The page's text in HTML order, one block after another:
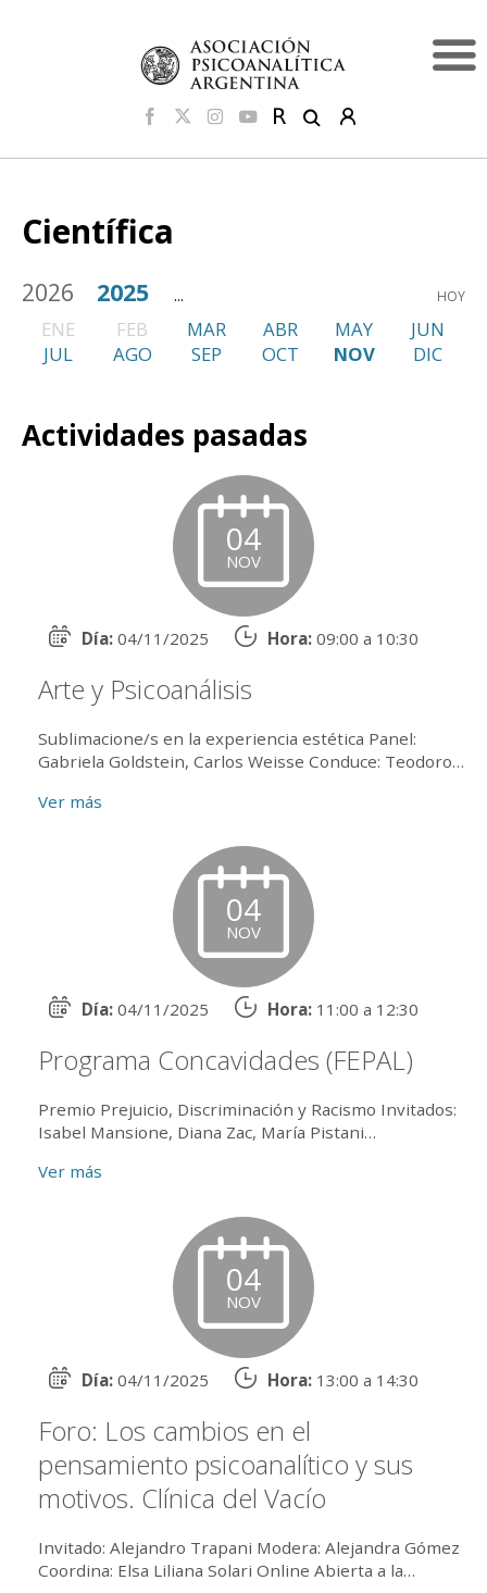
Científica
2026 2025 ... HOY
ENE FEB MAR ABR MAY
JUN
JUL
AGO SEP OCT NOV DIC
Actividades pasadas
04
NOV
Día: 04/11/2025 Hora: 09:00 a 10:30
Arte y Psicoanálisis
Sublimacione/s en la experiencia estética Panel:
Gabriela Goldstein, Carlos Weisse Conduce: Teodoro
en e...
Ver más
04
NOV
Día: 04/11/2025 Hora: 11:00 a 12:30
Programa Concavidades (FEPAL)
Premio Prejuicio, Discriminación y Racismo Invitados:
Isabel Mansione, Diana Zac, María Pistani
salón 203 y...
Ver más
04
NOV
Día: 04/11/2025 Hora: 13:00 a 14:30
Foro: Los cambios en el
pensamiento psicoanalítico y sus
motivos. Clínica del Vacío
Invitado: Alejandro Trapani Modera: Alejandra Gómez
Coordina: Elsa Liliana Solari Online Abierta a la